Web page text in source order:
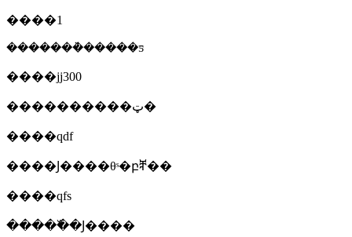
����1
�������ܵ�����ƽ
����jj300
����������ټ�
����qdf
����Ϳ����θˢ�բⶨ��
����qfs
�����߰�Ϳ����